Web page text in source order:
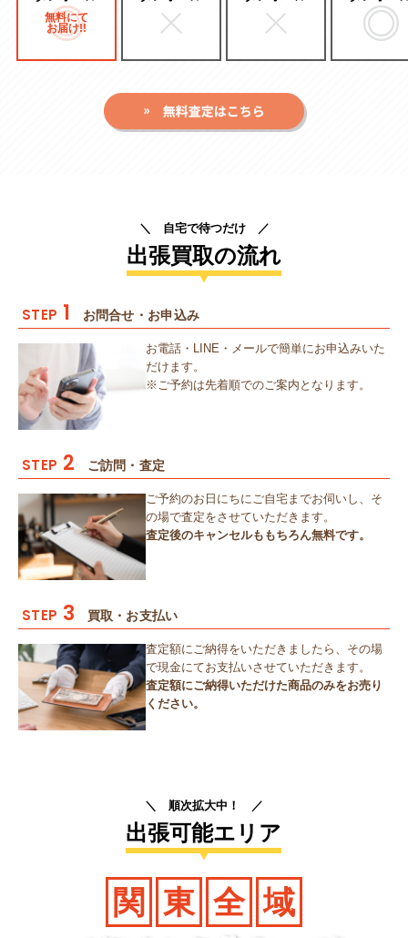
無料にて
お届け!!
＼ 自宅で待つだけ ／
出張買取の流れ
STEP 1 お問合せ・お申込み
お電話・LINE・メールで簡単にお申込みいた
だけます。
※ご予約は先着順でのご案内となります。
STEP 2 ご訪問・査定
ご予約のお日にちにご自宅までお伺いし、そ
の場で査定をさせていただきます。
査定後のキャンセルももちろん無料です。
STEP 3 買取・お支払い
査定額にご納得をいただきましたら、その場
で現金にてお支払いさせていただきます。
査定額にご納得いただけた商品のみをお売り
ください。
＼ 順次拡大中！ ／
出張可能エリア
関 東 全 域